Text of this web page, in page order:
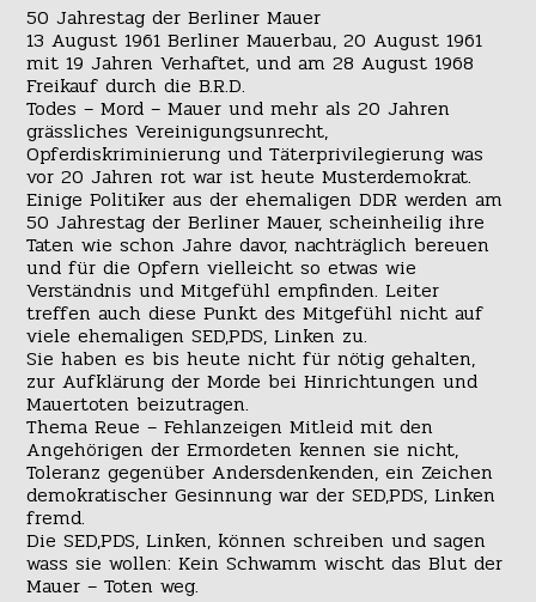
50 Jahrestag der Berliner Mauer
13 August 1961 Berliner Mauerbau, 20 August 1961
mit 19 Jahren Verhaftet, und am 28 August 1968
Freikauf durch die B.R.D.
Todes – Mord – Mauer und mehr als 20 Jahren
grässliches Vereinigungsunrecht,
Opferdiskriminierung und Täterprivilegierung was
vor 20 Jahren rot war ist heute Musterdemokrat.
Einige Politiker aus der ehemaligen DDR werden am
50 Jahrestag der Berliner Mauer, scheinheilig ihre
Taten wie schon Jahre davor, nachträglich bereuen
und für die Opfern vielleicht so etwas wie
Verständnis und Mitgefühl empfinden. Leiter
treffen auch diese Punkt des Mitgefühl nicht auf
viele ehemaligen SED,PDS, Linken zu.
Sie haben es bis heute nicht für nötig gehalten,
zur Aufklärung der Morde bei Hinrichtungen und
Mauertoten beizutragen.
Thema Reue – Fehlanzeigen Mitleid mit den
Angehörigen der Ermordeten kennen sie nicht,
Toleranz gegenüber Andersdenkenden, ein Zeichen
demokratischer Gesinnung war der SED,PDS, Linken
fremd.
Die SED,PDS, Linken, können schreiben und sagen
wass sie wollen: Kein Schwamm wischt das Blut der
Mauer – Toten weg.